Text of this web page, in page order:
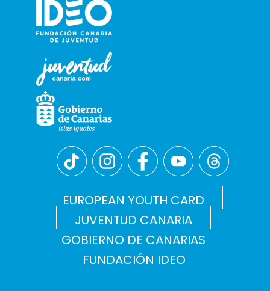
EUROPEAN YOUTH CARD
JUVENTUD CANARIA
GOBIERNO DE CANARIAS
FUNDACIÓN IDEO